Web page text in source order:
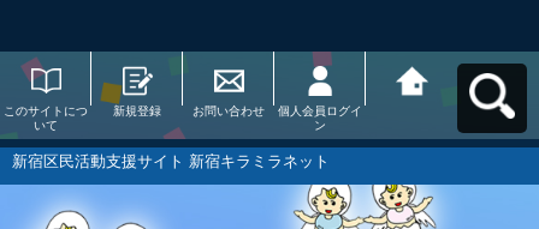
このサイトにつ
いて
新規登録 お問い合わせ
個人会員ログイ
ン
ラミラネットへ
新宿区民活動支援サイト 新宿キラミラネット